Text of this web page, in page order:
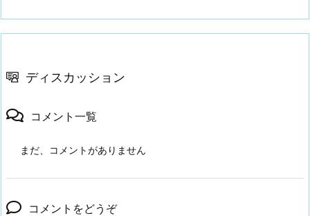
ディスカッション
コメント一覧
まだ、コメントがありません
コメントをどうぞ